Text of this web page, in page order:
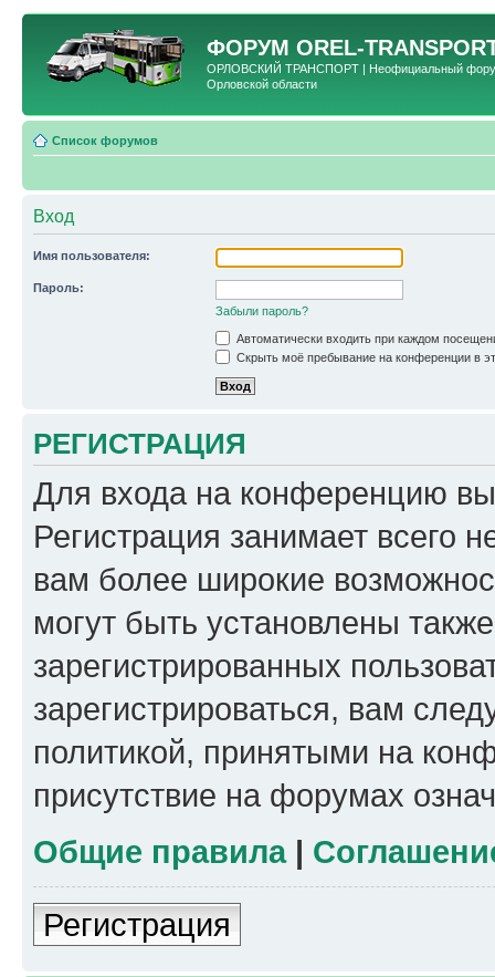
ФОРУМ OREL-
ОРЛОВСКИЙ ТРАНСПОРТ | Неофициальный форум
Орловской области
Список форумов
Вход
Имя пользователя:
Пароль:
Забыли пароль?
Автоматически входить при каждом
Скрыть моё пребывание на конференции в
РЕГИСТРАЦИЯ
Для входа на конференцию
Регистрация занимает всего
вам более широкие
могут быть установлены
зарегистрированных
зарегистрироваться, вам
политикой, принятыми на
присутствие на форумах
Общие правила|
Регистрация